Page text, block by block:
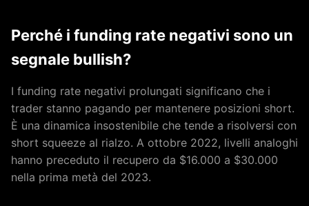
Perché i funding rate negativi sono un
segnale bullish?
I funding rate negativi prolungati significano che i
trader stanno pagando per mantenere posizioni short.
È una dinamica insostenibile che tende a risolversi con
short squeeze al rialzo. A ottobre 2022, livelli analoghi
hanno preceduto il recupero da $16.000 a $30.000
nella prima metà del 2023.